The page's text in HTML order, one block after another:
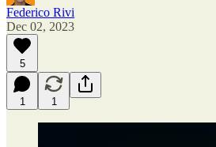
Federico Rivi
Dec 02, 2023
5
1 1